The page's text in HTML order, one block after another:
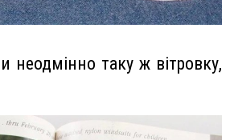
неодмінно таку ж вітровку,